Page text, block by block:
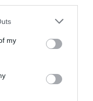
one or more Google
You may click to
third-party tags to
in below Google
my